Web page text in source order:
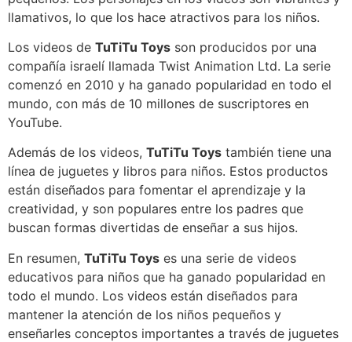
llamativos, lo que los hace atractivos para los niños.
Los videos de TuTiTu Toys son producidos por una
compañía israelí llamada Twist Animation Ltd. La serie
comenzó en 2010 y ha ganado popularidad en todo el
mundo, con más de 10 millones de suscriptores en
YouTube.
Además de los videos, TuTiTu Toys también tiene una
línea de juguetes y libros para niños. Estos productos
están diseñados para fomentar el aprendizaje y la
creatividad, y son populares entre los padres que
buscan formas divertidas de enseñar a sus hijos.
En resumen, TuTiTu Toys es una serie de videos
educativos para niños que ha ganado popularidad en
todo el mundo. Los videos están diseñados para
mantener la atención de los niños pequeños y
enseñarles conceptos importantes a través de juguetes